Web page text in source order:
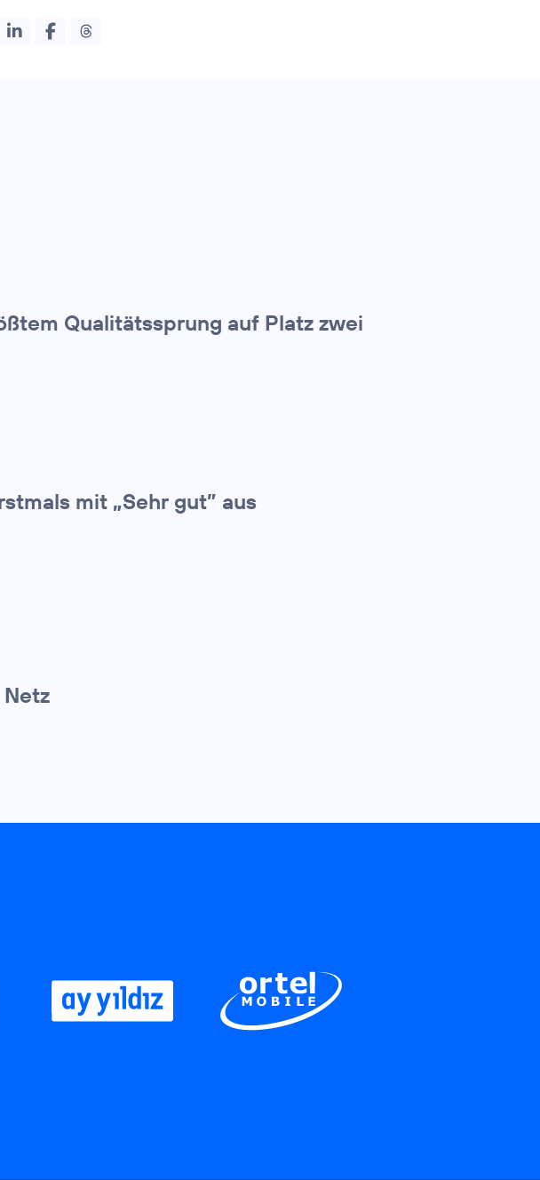
Qualitätssprung auf Platz zwei
mit „Sehr gut” aus
Netz